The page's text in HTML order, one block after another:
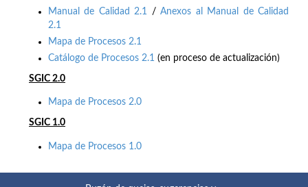
Manual de Calidad 2.1 /Anexos al Manual de Calidad
2.1
Mapa de Procesos 2.1
Catálogo de Procesos 2.1 (en proceso de actualización)
SGIC 2.0
Mapa de Procesos 2.0
SGIC 1.0
Mapa de Procesos 1.0